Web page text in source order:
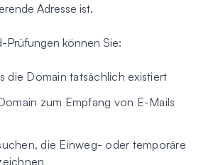
Adresse ist.
Prüfungen können Sie:
die Domain tatsächlich existiert
zum Empfang von E-Mails
die Einweg- oder temporäre